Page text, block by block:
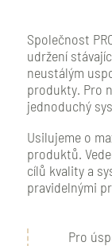
Společnost
udržení
neustálým
produkty. Pro
jednoduchý
Usilujeme o
produktů.
cílů kvality a
pravidelnými
Pro